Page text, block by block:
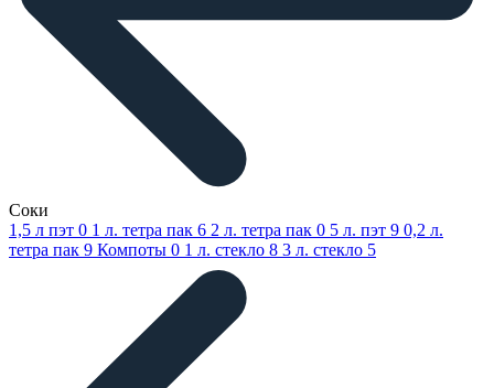
Соки
1,5 л пэт 0 1 л. тетра пак 6 2 л. тетра пак 0 5 л. пэт 9 0,2 л.
тетра пак 9 Компоты 0 1 л. стекло 8 3 л. стекло 5